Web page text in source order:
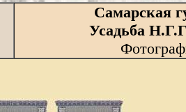
Самарская
Усадьба